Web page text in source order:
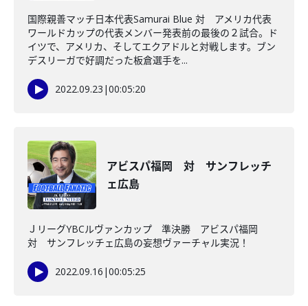
国際親善マッチ日本代表Samurai Blue 対 アメリカ代表
ワールドカップの代表メンバー発表前の最後の２試合。ド
イツで、アメリカ、そしてエクアドルと対戦します。ブン
デスリーガで好調だった板倉選手を...
2022.09.23 |00:05:20
アビスパ福岡 対 サンフレッチ
ェ広島
ＪリーグYBCルヴァンカップ 準決勝 アビスパ福岡
対 サンフレッチェ広島の妄想ヴァーチャル実況！
2022.09.16 |00:05:25